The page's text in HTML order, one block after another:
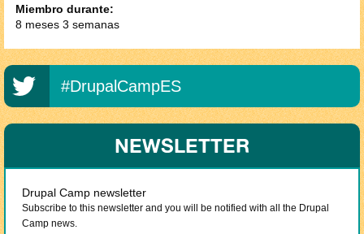
Miembro durante:
8 meses 3 semanas
#DrupalCampES
NEWSLETTER
Drupal Camp newsletter
Subscribe to this newsletter and you will be notified with all the Drupal
Camp news.